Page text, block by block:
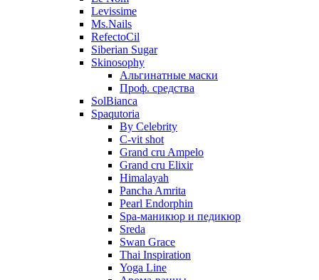
Levissime
Ms.Nails
RefectoCil
Siberian Sugar
Skinosophy
Альгинатные маски
Проф. средства
SolBianca
Spaqutoria
By Celebrity
C-vit shot
Grand cru Ampelo
Grand сru Elixir
Himalayah
Pancha Amrita
Pearl Endorphin
Spa-маникюр и педикюр
Sreda
Swan Grace
Thai Inspiration
Yoga Line